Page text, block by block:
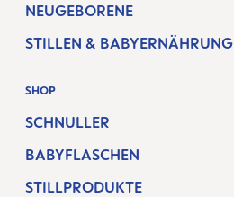
NEUGEBORENE
STILLEN & BABYERNÄHRUNG
SHOP
SCHNULLER
BABYFLASCHEN
STILLPRODUKTE